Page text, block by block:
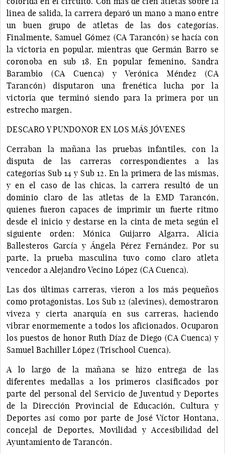
linea de salida, la carrera deparó un mano a mano entre
un buen grupo de atletas de las dos categorías.
Finalmente, Samuel Gómez (CA Tarancón) se hacía con
la victoria en popular, mientras que Germán Barro se
coronoba en sub 18. En popular femenino, Sandra
Barambio (CA Cuenca) y Verónica Méndez (CA
Tarancón) disputaron una frenética lucha por la
victoria que terminó siendo para la primera por un
estrecho margen.
DESCARO Y PUNDONOR EN LOS MÁS JÓVENES
Cerraban la mañana las pruebas infantiles, con la
disputa de las carreras correspondientes a las
categorías Sub 14 y Sub 12. En la primera de las mismas,
y en el caso de las chicas, la carrera resultó de un
dominio claro de las atletas de la EMD Tarancón,
quienes fueron capaces de imprimir un fuerte ritmo
desde el inicio y destarse en la cinta de meta según el
siguiente orden: Mónica Guijarro Algarra, Alicia
Ballesteros García y Ángela Pérez Fernández. Por su
parte, la prueba masculina tuvo como claro atleta
vencedor a Alejandro Vecino López (CA Cuenca).
Las dos últimas carreras, vieron a los más pequeños
como protagonistas. Los Sub 12 (alevines), demostraron
viveza y cierta anarquía en sus carreras, haciendo
vibrar enormemente a todos los aficionados. Ocuparon
los puestos de honor Ruth Díaz de Diego (CA Cuenca) y
Samuel Bachiller López (Trischool Cuenca).
A lo largo de la mañana se hizo entrega de las
diferentes medallas a los primeros clasificados por
parte del personal del Servicio de Juventud y Deportes
de la Dirección Provincial de Educación, Cultura y
Deportes así como por parte de José Víctor Hontana,
concejal de Deportes, Movilidad y Accesibilidad del
Ayuntamiento de Tarancón.